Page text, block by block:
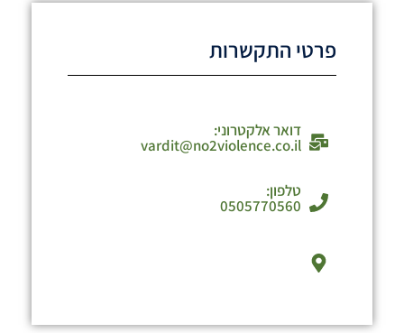
פרטי התקשרות
דואר אלקטרוני:
vardit@no2violence.co.il
טלפון:
0505770560